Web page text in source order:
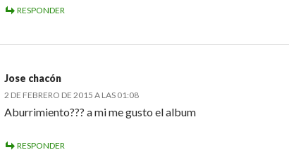
RESPONDER
Jose chacón
2 DE FEBRERO DE 2015 A LAS 01:08
Aburrimiento??? a mi me gusto el album
RESPONDER